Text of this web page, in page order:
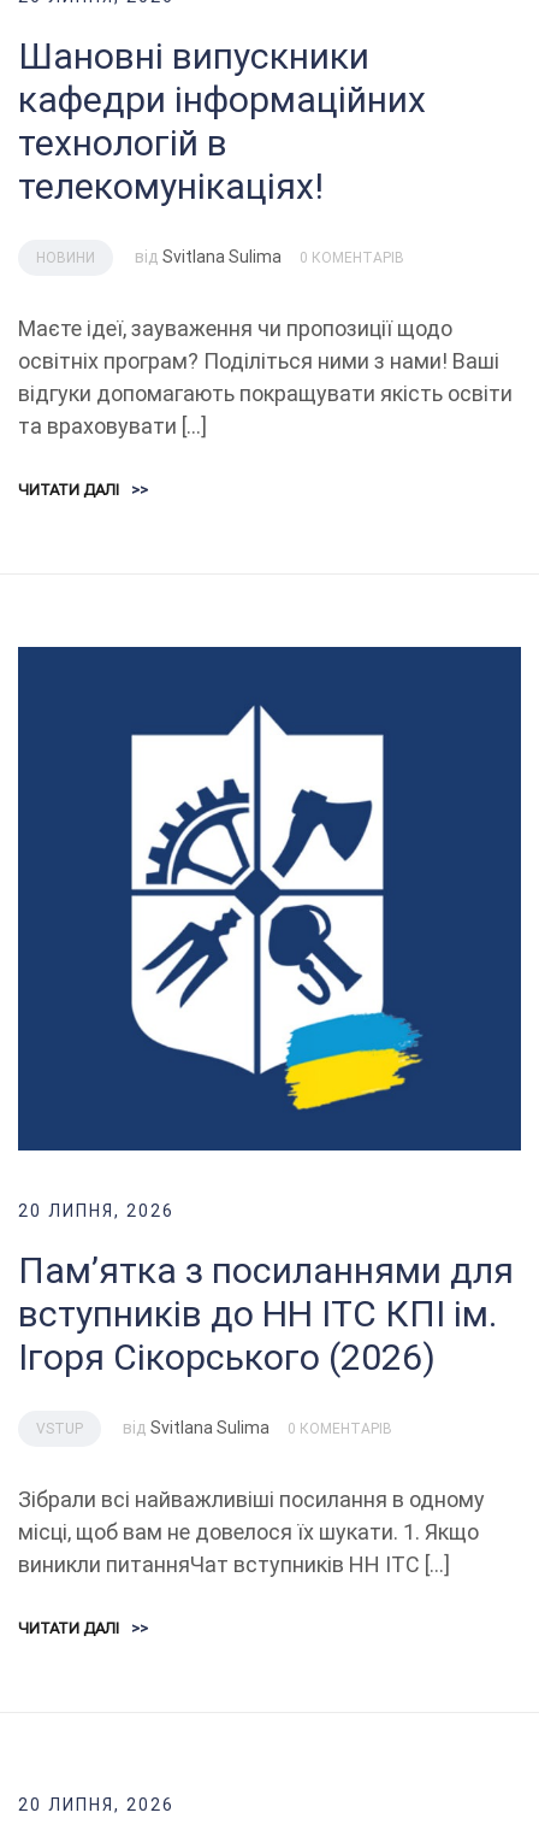
Шановні випускники
кафедри інформаційних
технологій в
телекомунікаціях!
НОВИНИ від Svitlana Sulima 0 КОМЕНТАРІВ
Маєте ідеї, зауваження чи пропозиції щодо
освітніх програм? Поділіться ними з нами! Ваші
відгуки допомагають покращувати якість освіти
та враховувати […]
ЧИТАТИ ДАЛІ >>
20 ЛИПНЯ, 2026
Пам’ятка з посиланнями для
вступників до НН ІТС КПІ ім.
Ігоря Сікорського (2026)
VSTUP від Svitlana Sulima 0 КОМЕНТАРІВ
Зібрали всі найважливіші посилання в одному
місці, щоб вам не довелося їх шукати. 1. Якщо
виникли питанняЧат вступників НН ІТС […]
ЧИТАТИ ДАЛІ >>
20 ЛИПНЯ, 2026